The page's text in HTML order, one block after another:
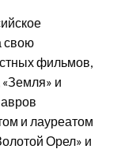
свою
фильмов,
«Земля» и
и лауреатом
Орел» и